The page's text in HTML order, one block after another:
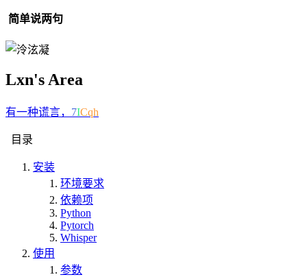
简单说两句
Lxn's Area
有一"-|%(
目录
安装
环境要求
依赖项
Python
Pytorch
Whisper
使用
参数